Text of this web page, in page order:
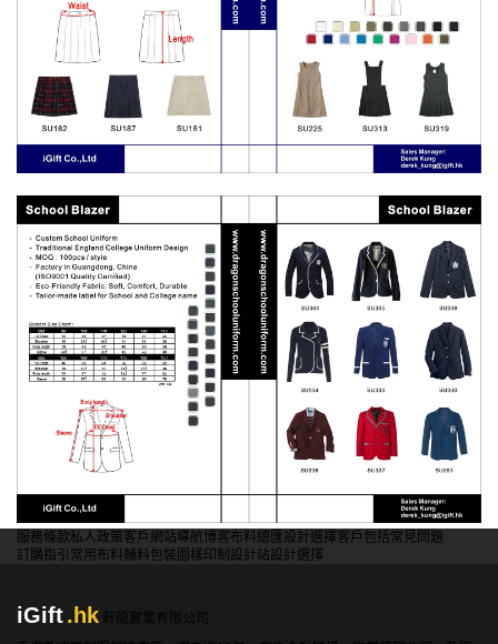
服務條款私人政策客戶 網站導航博客布料總匯設計選擇客戶包括常見問題
訂購指引 常用布料輔料包裝 圖樣印制 設計站設計選擇
iGift.hk
軒龍實業有限公司